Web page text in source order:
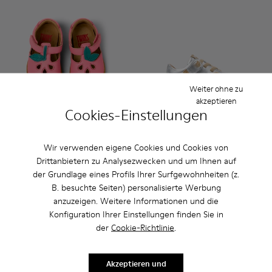
Cookies-Einstellungen
Wir verwenden eigene Cookies und Cookies von
Drittanbietern zu Analysezwecken und um Ihnen auf
der Grundlage eines Profils Ihrer Surfgewohnheiten (z.
B. besuchte Seiten) personalisierte Werbung
anzuzeigen. Weitere Informationen und die
Konfiguration Ihrer Einstellungen finden Sie in
der Cookie-Richtlinie.
Weiter ohne zu
akzeptieren
Akzeptieren und
Twins - K800679-002 - Geschlossene Ledersandalen in
Twins - K800679-001 - Geschlossene gelbe
Peu - 80212-114 - Graue
Peu - 80212-120 -
Peu - 80212-
Peu
48 €
-30%
Hinzufügen